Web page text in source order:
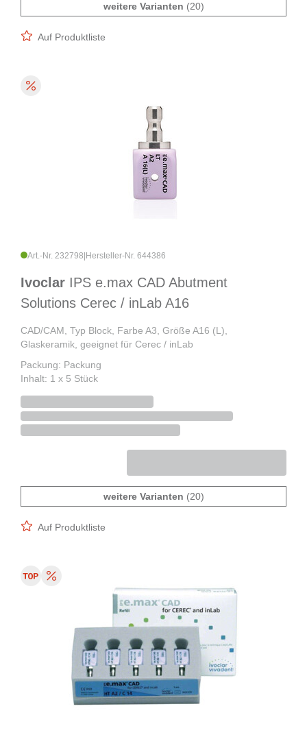
weitere Varianten (20)
Auf Produktliste
Art.-Nr. 232798 Hersteller-Nr. 644386
Ivoclar IPS e.max CAD Abutment
Solutions Cerec / inLab A16
CAD/CAM, Typ Block, Farbe A3, Größe A16 (L),
Glaskeramik, geeignet für Cerec / inLab
Packung: Packung
Inhalt: 1 x 5 Stück
weitere Varianten (20)
Auf Produktliste